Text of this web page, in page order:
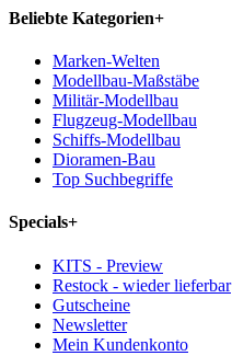
Beliebte Kategorien+
Marken-Welten
Modellbau-Maßstäbe
Militär-Modellbau
Flugzeug-Modellbau
Schiffs-Modellbau
Dioramen-Bau
Top Suchbegriffe
Specials+
KITS - Preview
Restock - wieder lieferbar
Gutscheine
Newsletter
Mein Kundenkonto